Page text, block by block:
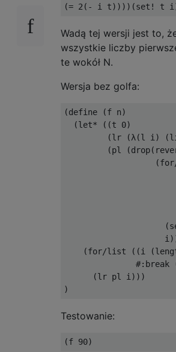
Wadą tej wersji jest to,
wszystkie liczby
te wokół N.
Wersja bez golfa:
(define (f n)
  (let* ((t 0)
(lr (λ(l i)
(pl
(for/list ((i
#:break
      (lr pl i)))
Testowanie: